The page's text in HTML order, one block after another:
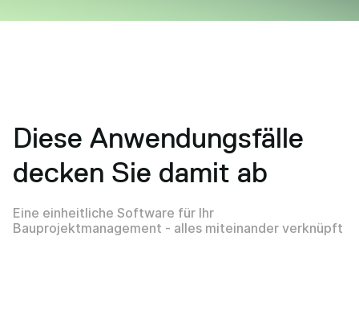
Diese Anwendungsfälle
decken Sie damit ab
Eine einheitliche Software für Ihr
Bauprojektmanagement - alles miteinander verknüpft